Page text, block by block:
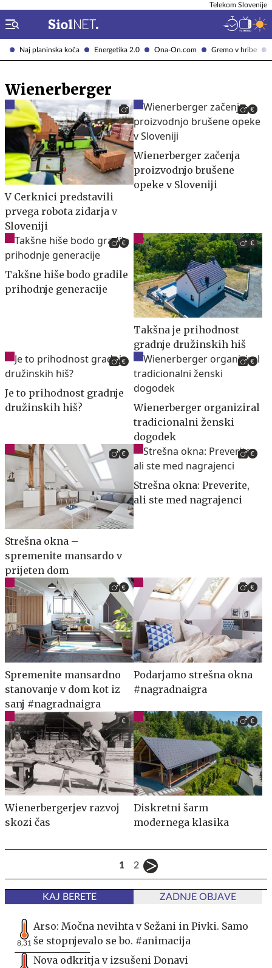
Naj planinska koča Energetika 2.0 Ona-On.com Gremo v hribe
Telekom Slovenije
Wienerberger
V Cerknici predstavili
prvega robota zidarja v
Sloveniji
Wienerberger začenja
proizvodnjo brušene
opeke v Sloveniji
Takšne hiše bodo gradile
prihodnje generacije
Takšna je prihodnost
gradnje družinskih hiš
Je to prihodnost gradnje
družinskih hiš?
Wienerberger organiziral
tradicionalni ženski
dogodek
Strešna okna –
spremenite mansardo v
prijeten dom
Strešna okna: Preverite,
ali ste med nagrajenci
Spremenite mansardno
stanovanje v dom kot iz
sanj #nagradnaigra
Podarjamo strešna okna
#nagradnaigra
Wienerbergerjev razvoj
skozi čas
Diskretni šarm
modernega klasika
1 2
KAJ BERETE ZADNJE OBJAVE
8,31
Arso: Močna nevihta v Sežani in Pivki. Samo
še stopnjevalo se bo. #animacija
Nova odkritja v izsušeni Donavi